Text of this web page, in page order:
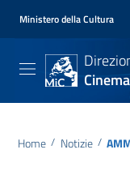
Ministero della Cultura
Home / Notizie /